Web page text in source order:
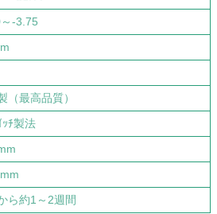
-3.75
（最高品質）
ｯﾁ製法
ら約1～2週間